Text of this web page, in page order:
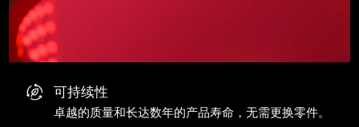
可持续性
卓越的质量和长达数年的产品寿命，无需更换零件。